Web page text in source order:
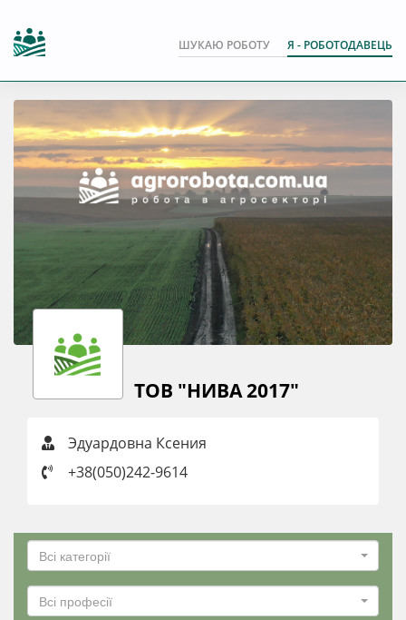
ШУКАЮ РОБОТУ Я - РОБОТОДАВЕЦЬ
ТОВ "НИВА 2017"
Эдуардовна Ксения
+38(050)242-9614
Всі категорії
Всі професії